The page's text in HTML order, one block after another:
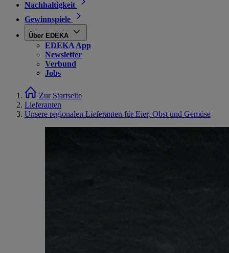
Nachhaltigkeit
Gewinnspiele
Über EDEKA
EDEKA App
Newsletter
Verbund
Jobs
Zur Startseite
Lieferanten
Unsere regionalen Lieferanten für Eier, Obst und Gemüse